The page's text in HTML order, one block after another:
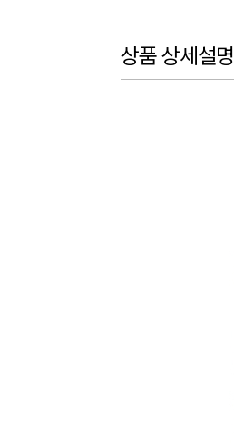
상품 상세설명